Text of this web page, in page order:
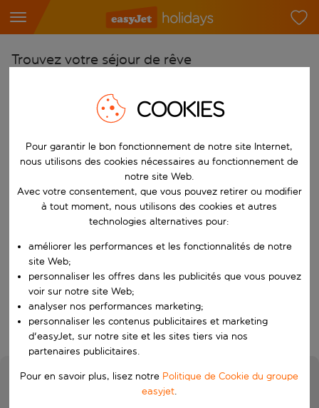
Trouvez votre séjour de rêve
Choisissez votre aéroport
Commencez à taper pour la saisie automatique. Lorsque les
Choisissez votre destination
Vers
Choisissez vos dates
Quand
Rechercher
COOKIES
Pour garantir le bon fonctionnement de notre site Internet,
nous utilisons des cookies nécessaires au fonctionnement de
notre site Web.
Avec votre consentement, que vous pouvez retirer ou modifier
à tout moment, nous utilisons des cookies et autres
technologies alternatives pour:
améliorer les performances et les fonctionnalités de notre
site Web;
personnaliser les offres dans les publicités que vous pouvez
voir sur notre site Web;
analyser nos performances marketing;
personnaliser les contenus publicitaires et marketing
d'easyJet, sur notre site et les sites tiers via nos
partenaires publicitaires.
Pour en savoir plus, lisez notre Politique de Cookie du groupe
easyjet.